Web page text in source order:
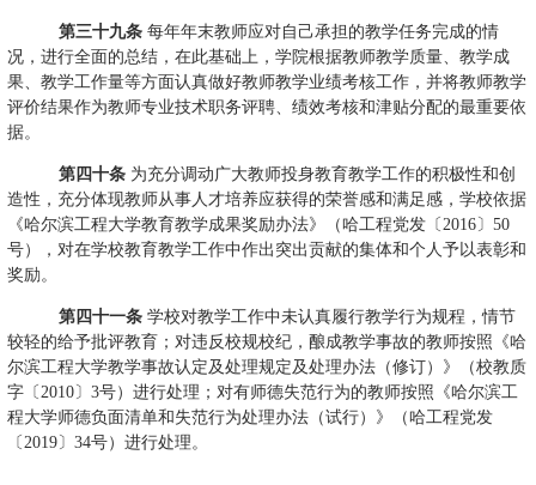
第三十九条 每年年末教师应对自己承担的教学任务完成的情
况，进行全面的总结，在此基础上，学院根据教师教学质量、教学成
果、教学工作量等方面认真做好教师教学业绩考核工作，并将教师教学
评价结果作为教师专业技术职务评聘、绩效考核和津贴分配的最重要依
据。
第四十条 为充分调动广大教师投身教育教学工作的积极性和创
造性，充分体现教师从事人才培养应获得的荣誉感和满足感，学校依据
《哈尔滨工程大学教育教学成果奖励办法》（哈工程党发〔 2016 〕 50
号），对在学校教育教学工作中作出突出贡献的集体和个人予以表彰和
奖励。
第四十一条 学校对教学工作中未认真履行教学行为规程，情节
较轻的给予批评教育；对违反校规校纪，酿成教学事故的教师按照《哈
尔滨工程大学教学事故认定及处理规定及处理办法（修订）》（校教质
字〔 2010 〕 3号）进行处理；对有师德失范行为的教师按照《哈尔滨工
程大学师德负面清单和失范行为处理办法（试行）》（哈工程党发
〔 2019 〕 34号）进行处理。